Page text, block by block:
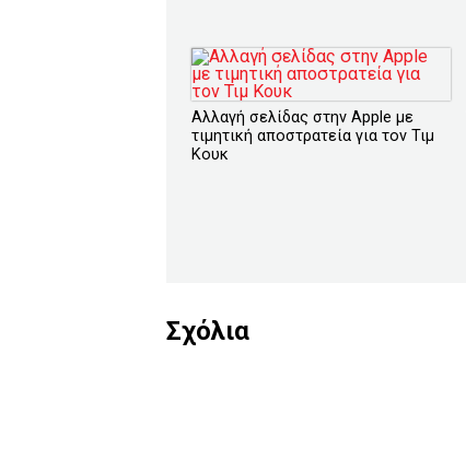
Αλλαγή σελίδας στην Apple με
τιμητική αποστρατεία για τον Τιμ
Κουκ
Σχόλια